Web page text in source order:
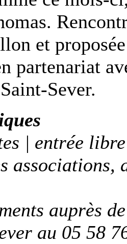
et
partenariat
Sever.
| entrée libre
associations,
auprès
au 05 58